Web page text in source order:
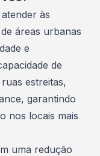
às
áreas urbanas
e
de
estreitas,
garantindo
nos locais mais
uma redução